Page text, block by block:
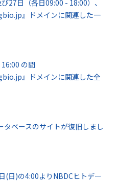
27日（各日09:00 - 18:00）、
』ドメインに関連した一
の間
』ドメインに関連した全
タベースのサイトが復旧しまし
(日)の4:00よりNBDCヒトデー